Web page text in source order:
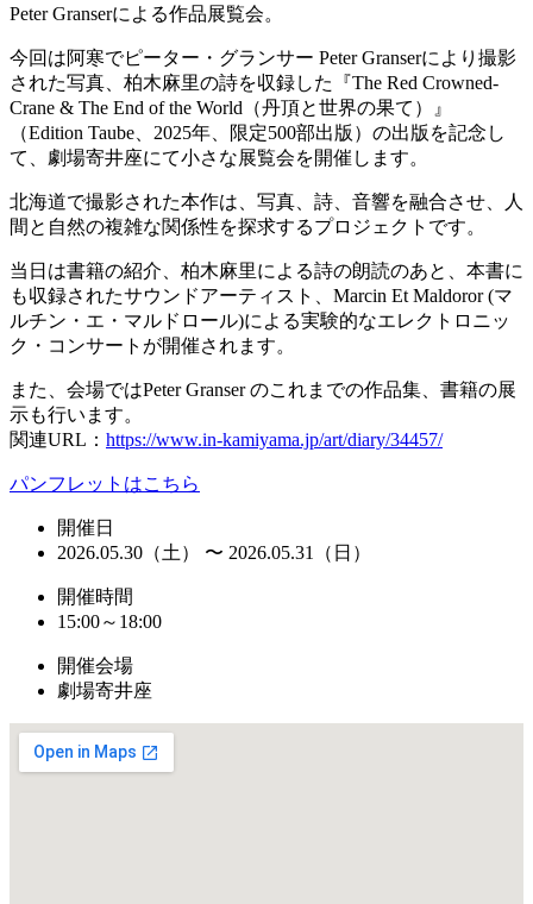
Peter Granserによる作品展覧会。
今回は阿寒でピーター・グランサー Peter Granserにより撮影
された写真、柏木麻里の詩を収録した『The Red Crowned-
Crane & The End of the World（丹頂と世界の果て）』
（Edition Taube、2025年、限定500部出版）の出版を記念し
て、劇場寄井座にて小さな展覧会を開催します。
北海道で撮影された本作は、写真、詩、音響を融合させ、人
間と自然の複雑な関係性を探求するプロジェクトです。
当日は書籍の紹介、柏木麻里による詩の朗読のあと、本書に
も収録されたサウンドアーティスト、Marcin Et Maldoror (マ
ルチン・エ・マルドロール)による実験的なエレクトロニッ
ク・コンサートが開催されます。
また、会場ではPeter Granser のこれまでの作品集、書籍の展
示も行います。
関連URL： https://www.in-kamiyama.jp/art/diary/34457/
パンフレットはこちら
開催日
2026.05.30（土） 〜 2026.05.31（日）
開催時間
15:00～18:00
開催会場
劇場寄井座